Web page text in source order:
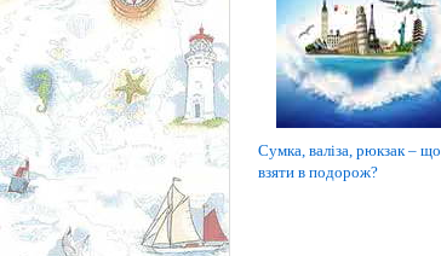
Сумка, валіза, рюкзак – що
взяти в подорож?